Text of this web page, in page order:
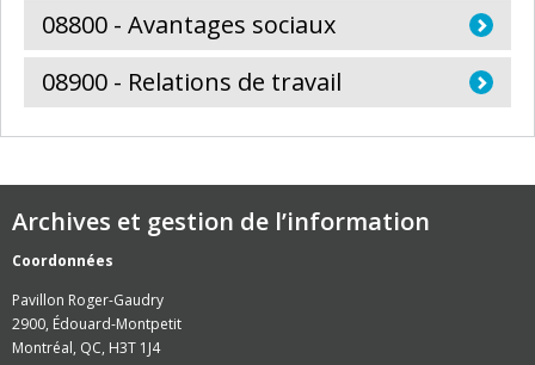
08800 - Avantages sociaux
08900 - Relations de travail
Archives et gestion de l’information
Coordonnées
Pavillon Roger-Gaudry
2900, Édouard-Montpetit
Montréal, QC, H3T 1J4